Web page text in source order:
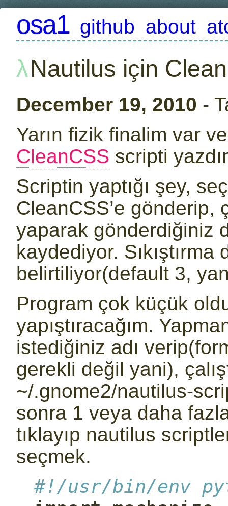
osa1 github about
Nautilus için
December 19, 2010 -
Yarın fizik finalim var
CleanCSS scripti
Scriptin yaptığı şey,
CleanCSS’e gönderip,
yaparak gönderdiğiniz
kaydediyor. Sıkıştırma
belirtiliyor(default 3,
Program çok küçük
yapıştıracağım.
istediğiniz adı
gerekli değil yani),
~/.gnome2/nautilus-
sonra 1 veya daha
tıklayıp nautilus
seçmek.
#!/usr/bin/env